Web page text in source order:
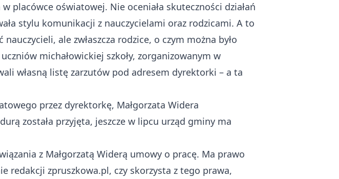
placówce oświatowej. Nie oceniała skuteczności działań
stylu komunikacji z nauczycielami oraz rodzicami. A to
ale zwłaszcza rodzice, o czym można było
michałowickiej szkoły, zorganizowanym w
własną listę zarzutów pod adresem dyrektorki – a ta
przez dyrektorkę, Małgorzata Widera
została przyjęta, jeszcze w lipcu urząd gminy ma
z Małgorzatą Widerą umowy o pracę. Ma prawo
redakcji zpruszkowa.pl, czy skorzysta z tego prawa,